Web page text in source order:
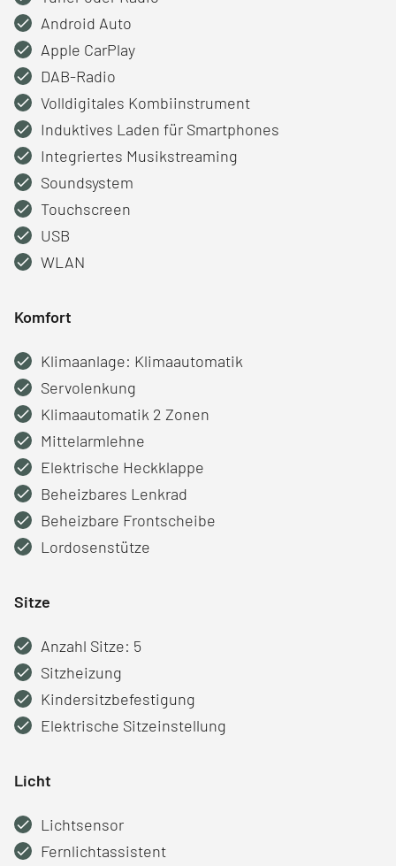
Android Auto
Apple CarPlay
DAB-Radio
Volldigitales Kombiinstrument
Induktives Laden für Smartphones
Integriertes Musikstreaming
Soundsystem
Touchscreen
USB
WLAN
Komfort
Klimaanlage: Klimaautomatik
Servolenkung
Klimaautomatik 2 Zonen
Mittelarmlehne
Elektrische Heckklappe
Beheizbares Lenkrad
Beheizbare Frontscheibe
Lordosenstütze
Sitze
Anzahl Sitze: 5
Sitzheizung
Kindersitzbefestigung
Elektrische Sitzeinstellung
Licht
Lichtsensor
Fernlichtassistent